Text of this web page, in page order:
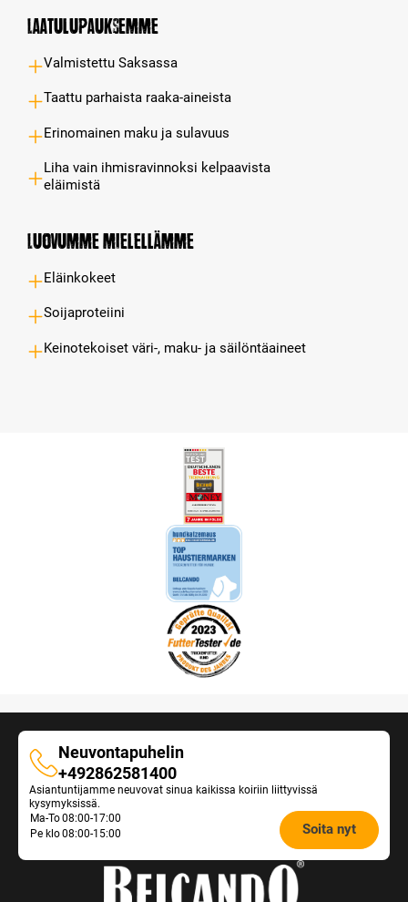
Laatulupauksemme
Valmistettu Saksassa
Taattu parhaista raaka-aineista
Erinomainen maku ja sulavuus
Liha vain ihmisravinnoksi kelpaavista
eläimistä
Luovumme mielellämme
Eläinkokeet
Soijaproteiini
Keinotekoiset väri-, maku- ja säilöntäaineet
Neuvontapuhelin
Neuvontapuhelin
+492862581400
Asiantuntijamme neuvovat sinua kaikissa koiriin liittyvissä
kysymyksissä.
Opening
Ma-To08:00-17:00
Pe klo08:00-15:00 Soita nyt